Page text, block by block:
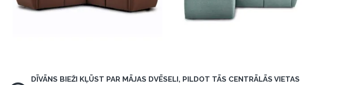
DĪVĀNS BIEŽI KĻŪST PAR MĀJAS DVĒSELI, PILDOT TĀS CENTRĀLĀS VIETAS